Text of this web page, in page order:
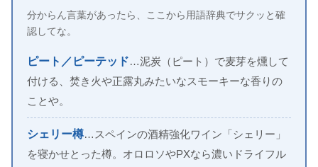
分からん言葉があったら、ここから用語辞典でサクッと確
認してな。
ピート／ピーテッド…泥炭（ピート）で麦芽を燻して
付ける、焚き火や正露丸みたいなスモーキーな香りの
ことや。
シェリー樽…スペインの酒精強化ワイン「シェリー」
を寝かせとった樽。オロロソやPXなら濃いドライフル